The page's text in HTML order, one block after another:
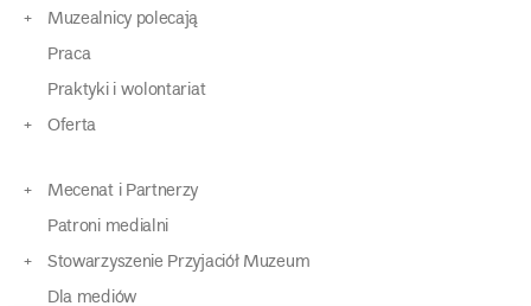
Muzealnicy polecają
Praca
Praktyki i wolontariat
Oferta
Mecenat i Partnerzy
Patroni medialni
Stowarzyszenie Przyjaciół Muzeum
Dla mediów